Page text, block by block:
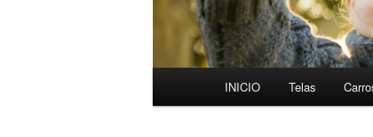
Menú
Ir
INICIO Telas